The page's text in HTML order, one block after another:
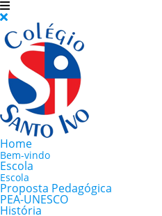
Home
Bem-vindo
Escola
Escola
Proposta Pedagógica
PEA-UNESCO
História